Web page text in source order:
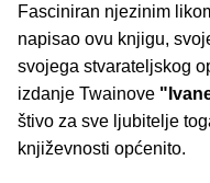
Fasciniran njezinim
napisao ovu knjigu,
svojega stvarateljskog
izdanje Twainove
štivo za sve ljubitelje
književnosti općenito.